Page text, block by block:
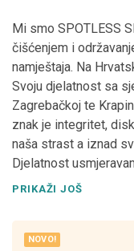
Mi smo SPOTLESS
čišćenjem i
namještaja. Na
Svoju djelatnost sa
Zagrebačkoj te
znak je integritet,
naša strast a iznad
Djelatnost
domova,kao i
zahtjeve, te da
PRIKAŽI JOŠ
NOVO!